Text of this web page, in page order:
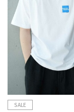
SALE